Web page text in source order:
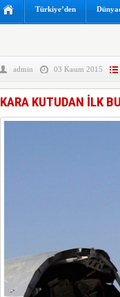
ÖZEL
KADAR
Türkiye’den
admin 03 Kasım 2015
KARA KUTUDAN İLK